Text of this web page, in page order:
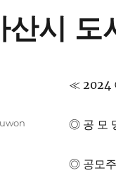
시 도
≪ 2024
◎ 공 모
◎ 공모주